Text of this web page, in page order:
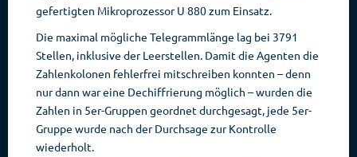
gefertigten Mikroprozessor U 880 zum Einsatz.
Die maximal mögliche Telegrammlänge lag bei 3791
Stellen, inklusive der Leerstellen. Damit die Agenten die
Zahlenkolonen fehlerfrei mitschreiben konnten – denn
nur dann war eine Dechiffrierung möglich – wurden die
Zahlen in 5er-Gruppen geordnet durchgesagt, jede 5er-
Gruppe wurde nach der Durchsage zur Kontrolle
wiederholt.